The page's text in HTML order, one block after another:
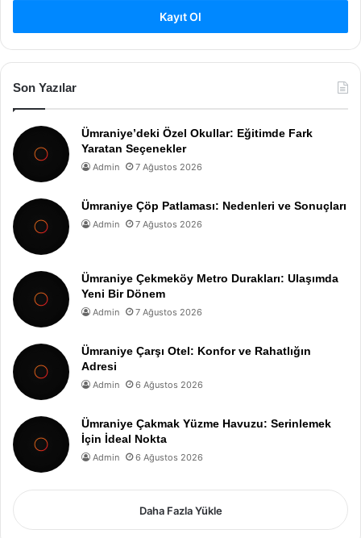
Kayıt Ol
Son Yazılar
Ümraniye’deki Özel Okullar: Eğitimde Fark
Yaratan Seçenekler
Admin 7 Ağustos 2026
Ümraniye Çöp Patlaması: Nedenleri ve Sonuçları
Admin 7 Ağustos 2026
Ümraniye Çekmeköy Metro Durakları: Ulaşımda
Yeni Bir Dönem
Admin 7 Ağustos 2026
Ümraniye Çarşı Otel: Konfor ve Rahatlığın
Adresi
Admin 6 Ağustos 2026
Ümraniye Çakmak Yüzme Havuzu: Serinlemek
İçin İdeal Nokta
Admin 6 Ağustos 2026
Daha Fazla Yükle